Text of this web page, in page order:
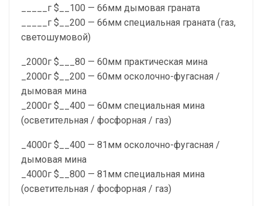
_____г $__100 — 66мм дымовая граната
_____г $__200 — 66мм специальная граната (газ,
светошумовой)
_2000г $___80 — 60мм практическая мина
_2000г $__200 — 60мм осколочно-фугасная /
дымовая мина
_2000г $__400 — 60мм специальная мина
(осветительная / фосфорная / газ)
_4000г $__400 — 81мм осколочно-фугасная /
дымовая мина
_4000г $__800 — 81мм специальная мина
(осветительная / фосфорная / газ)